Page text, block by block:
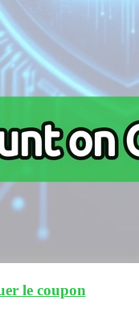
le coupon